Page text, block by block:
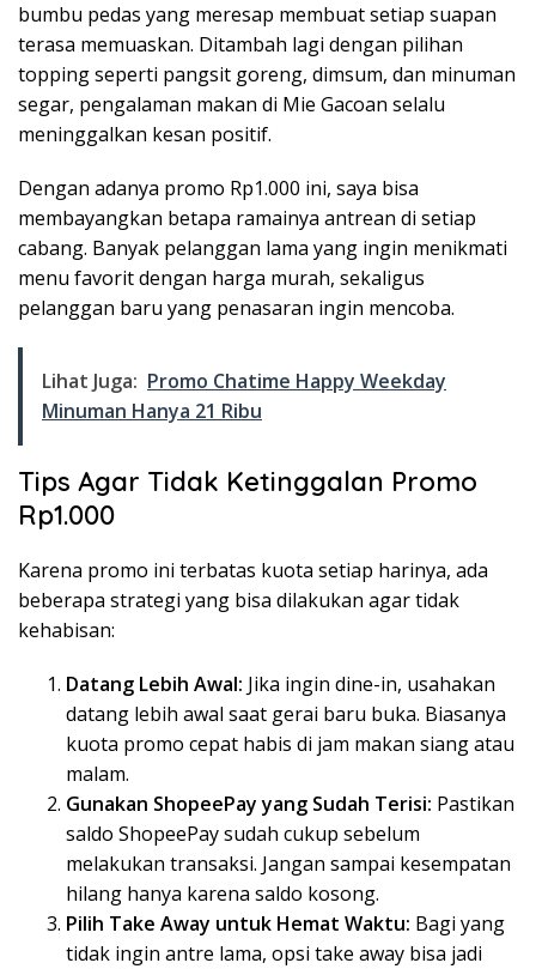
bumbu pedas yang meresap membuat setiap suapan
terasa memuaskan. Ditambah lagi dengan pilihan
topping seperti pangsit goreng, dimsum, dan minuman
segar, pengalaman makan di Mie Gacoan selalu
meninggalkan kesan positif.
Dengan adanya promo Rp1.000 ini, saya bisa
membayangkan betapa ramainya antrean di setiap
cabang. Banyak pelanggan lama yang ingin menikmati
menu favorit dengan harga murah, sekaligus
pelanggan baru yang penasaran ingin mencoba.
Lihat Juga: Promo Chatime Happy Weekday
Minuman Hanya 21 Ribu
Tips Agar Tidak Ketinggalan Promo
Rp1.000
Karena promo ini terbatas kuota setiap harinya, ada
beberapa strategi yang bisa dilakukan agar tidak
kehabisan:
Datang Lebih Awal: Jika ingin dine-in, usahakan
datang lebih awal saat gerai baru buka. Biasanya
kuota promo cepat habis di jam makan siang atau
malam.
Gunakan ShopeePay yang Sudah Terisi: Pastikan
saldo ShopeePay sudah cukup sebelum
melakukan transaksi. Jangan sampai kesempatan
hilang hanya karena saldo kosong.
Pilih Take Away untuk Hemat Waktu: Bagi yang
tidak ingin antre lama, opsi take away bisa jadi